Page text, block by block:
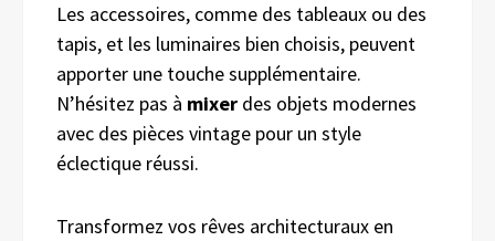
Les accessoires, comme des tableaux ou des
tapis, et les luminaires bien choisis, peuvent
apporter une touche supplémentaire.
N’hésitez pas à mixer des objets modernes
avec des pièces vintage pour un style
éclectique réussi.
Transformez vos rêves architecturaux en